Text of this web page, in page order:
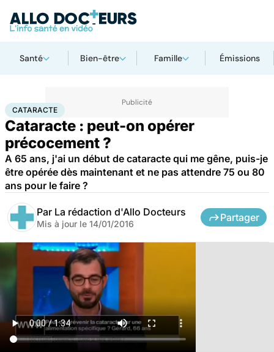
Santé Bien-être Famille Émissions
AccueilSantéMaladies
CATARACTE
Cataracte : peut-on opérer
précocement ?
A 65 ans, j'ai un début de cataracte qui me gêne, puis-je
être opérée dès maintenant et ne pas attendre 75 ou 80
ans pour le faire ?
Par La rédaction d'Allo Docteurs
Mis à jour le 14/01/2016
Partager